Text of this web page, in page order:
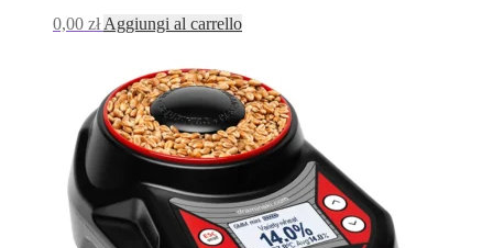
0,00 zł Aggiungi al carrello